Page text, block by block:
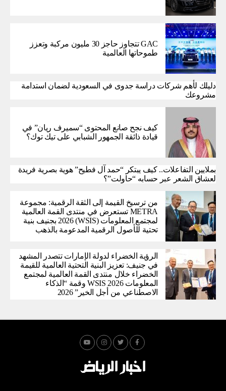
GAC تتجاوز حاجز 30 مليون مركبة وتعزز
طموحاتها العالمية
دليلك لأهم شركات دراسة جدوى في السعودية لضمان استدامة
مشروعك
كيف نجح صانع المحتوى “سميرف ريان” في
قيادة ذائقة الجمهور الشبابي على تيك توك؟
بملايين التفاعلات.. كيف يبتكر “حمد آل فطيح” هوية بصرية فريدة
لعشاق الشعر عبر حسابه “حاولت”؟
من ترسيخ القيمة إلى الثقة الرقمية: مجموعة
METRA تستعرض في منتدى القمة العالمية
لمجتمع المعلومات (WSIS) 2026 بجنيف بنية
تحتية للأصول الرقمية المدعومة بالذهب
الرؤية الخضراء لدولة الإمارات تتصدر المشهد
في جنيف: تعزيز البنية التحتية العالمية للقيمة
الخضراء خلال منتدى القمة العالمية لمجتمع
المعلومات WSIS 2026 وقمة “الذكاء
الاصطناعي من أجل الخير” 2026